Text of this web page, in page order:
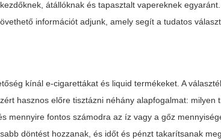
átállóknak és tapasztalt vapereknek
információt adjunk, amely segít a tudatos
kínál e-cigarettákat és liquid termékeket. A
hasznos előre tisztázni néhány alapfogalmat: milyen
mennyire fontos számodra az íz vagy a gőz
döntést hozzanak, és időt és pénzt takarítsanak meg.